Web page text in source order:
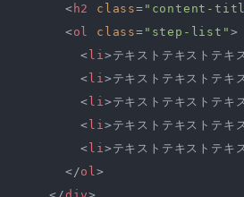
< h2 class= "content-
<ol class= "step-list" >
<li > テキストテキストテキ
<li > テキストテキストテキ
<li > テキストテキストテキ
<li > テキストテキストテキ
<li > テキストテキストテキ
</ol>